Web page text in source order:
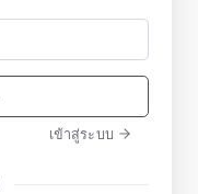
เข้าสู่ระบบ